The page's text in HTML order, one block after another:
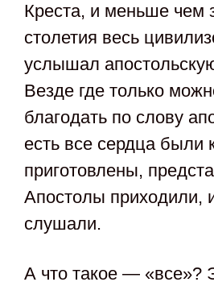
Креста, и меньше чем
столетия весь
услышал
Везде где только
благодать по слову
есть все сердца были
приготовлены,
Апостолы приходили,
слушали.
А что такое — «все»?